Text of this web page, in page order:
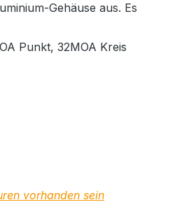
Gehäuse aus. Es
Punkt, 32MOA Kreis
vorhanden sein